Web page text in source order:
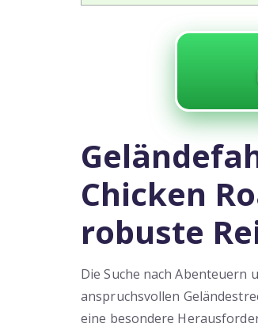
Chicken
robuste
Die Suche nach
anspruchsvollen
eine besondere